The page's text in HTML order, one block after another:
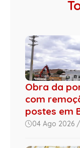
Obra da
com
postes em
04 Ago 2026